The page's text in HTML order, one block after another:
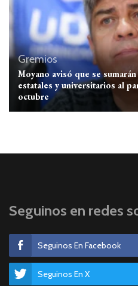
Gremios
Moyano avisó que se
estatales y universitarios al
octubre
Seguinos en redes
Seguinos En Facebook
Seguinos En X